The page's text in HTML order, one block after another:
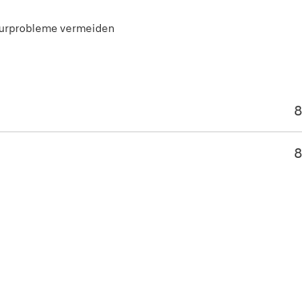
vermeiden